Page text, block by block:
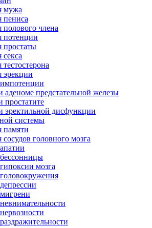
мужа
пениса
полового члена
потенции
простаты
секса
тестостерона
эрекции
аденоме предстательной железы
простатите
эректильной дисфункции
системы
памяти
сосудов головного мозга
мозга